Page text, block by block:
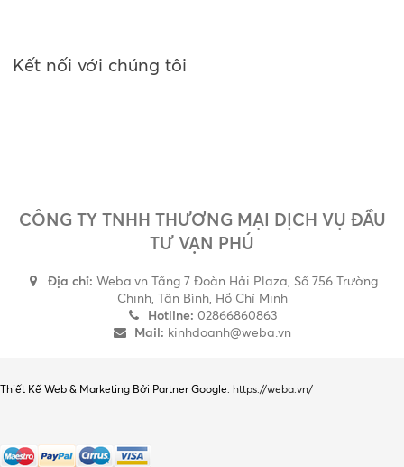
Kết nối với chúng tôi
CÔNG TY TNHH THƯƠNG MẠI DỊCH VỤ ĐẦU
TƯ VẠN PHÚ
Địa chỉ: Weba.vn Tầng 7 Đoàn Hải Plaza, Số 756 Trường
Chinh, Tân Bình, Hồ Chí Minh
Hotline: 02866860863
Mail: kinhdoanh@weba.vn
Thiết Kế Web & Marketing Bởi Partner Google: https://weba.vn/